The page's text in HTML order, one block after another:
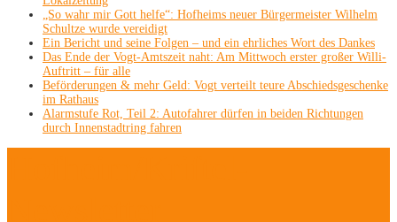
„So wahr mir Gott helfe“: Hofheims neuer Bürgermeister Wilhelm
Schultze wurde vereidigt
Ein Bericht und seine Folgen – und ein ehrliches Wort des Dankes
Das Ende der Vogt-Amtszeit naht: Am Mittwoch erster großer Willi-
Auftritt – für alle
Beförderungen & mehr Geld: Vogt verteilt teure Abschiedsgeschenke
im Rathaus
Alarmstufe Rot, Teil 2: Autofahrer dürfen in beiden Richtungen
durch Innenstadtring fahren